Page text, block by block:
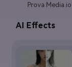
Prova
AI Effects